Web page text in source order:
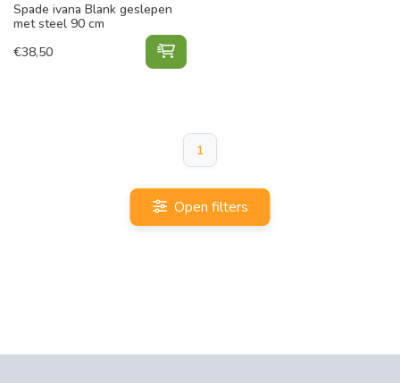
Spade ivana Blank geslepen
met steel 90 cm
€38,50 Spade ivana Blank geslepen met
1
Open filters